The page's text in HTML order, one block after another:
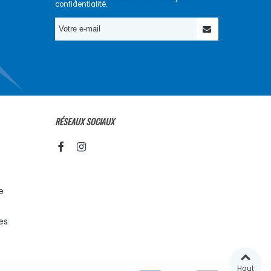
confidentialité.
RÉSEAUX SOCIAUX
Haut